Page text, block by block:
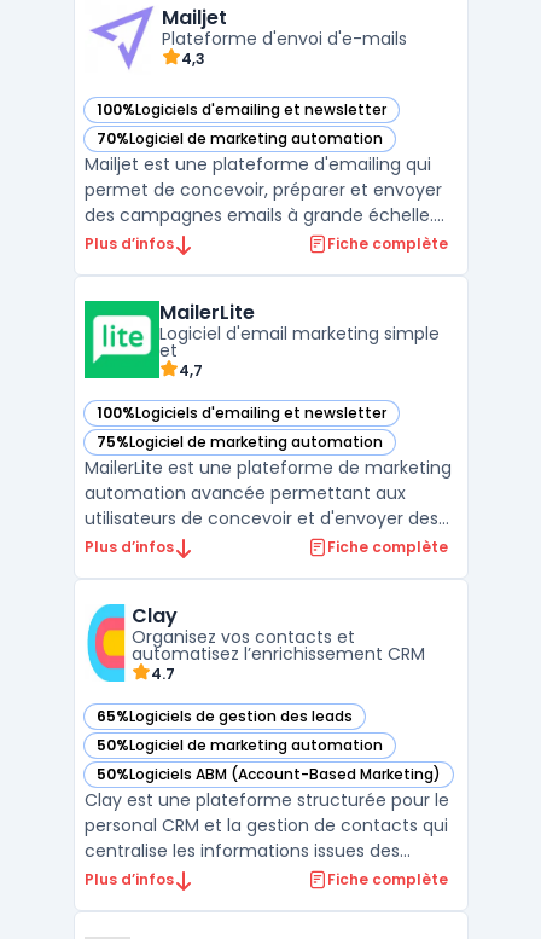
canaux, automatiser une partie du travail
éditorial et suivr ...
Mailjet
Plateforme d'envoi d'e-mails
4,3
100%Logiciels d'emailing et newsletter
— voir Mailjet dans cette catégorie
70%Logiciel de marketing automation
— voir Mailjet dans cette catégorie
Mailjet est une plateforme d'emailing qui
permet de concevoir, préparer et envoyer
des campagnes emails à grande échelle.
Elle offre également des fonctionnalités
et une analyse en temps réel des résultats
de la cam ...
Plus d’infos Fiche complète
MailerLite
Logiciel d'email marketing simple
et
4,7
100%Logiciels d'emailing et newsletter
— voir MailerLite dans cette catégorie
75%Logiciel de marketing automation
— voir MailerLite dans cette catégorie
MailerLite est une plateforme de marketing
automation avancée permettant aux
utilisateurs de concevoir et d'envoyer des
campagnes email professionnelles. Que
MailerLite vous offre les fonctionnalités
dont vous avez besoin ...
Plus d’infos Fiche complète
Clay
Organisez vos contacts et
automatisez l’enrichissement CRM
4.7
65%Logiciels de gestion des leads
— voir Clay dans cette catégorie
50%Logiciel de marketing automation
— voir Clay dans cette catégorie
50%Logiciels ABM (Account-Based Marketing)
— voir Clay dans cette catégorie
Clay est une plateforme structurée pour le
personal CRM et la gestion de contacts qui
centralise les informations issues des
emails, réseaux sociaux et agendas afin
Plus d’infos Fiche complète